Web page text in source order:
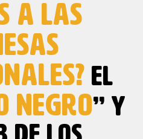
A LAS
EL
NEGRO” Y